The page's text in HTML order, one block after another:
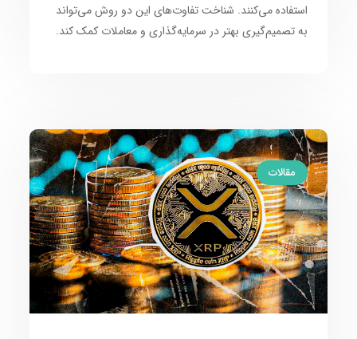
استفاده می‌کنند. شناخت تفاوت‌های این دو روش می‌تواند
به تصمیم‌گیری بهتر در سرمایه‌گذاری و معاملات کمک کند.
مقالات